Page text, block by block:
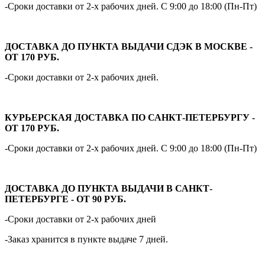
-Сроки доставки от 2-х рабочих дней. С 9:00 до 18:00 (Пн-Пт)
ДОСТАВКА ДО ПУНКТА ВЫДАЧИ СДЭК В МОСКВЕ -
ОТ 170 РУБ.
-Сроки доставки от 2-х рабочих дней.
КУРЬЕРСКАЯ ДОСТАВКА ПО САНКТ-ПЕТЕРБУРГУ -
ОТ 170 РУБ.
-Сроки доставки от 2-х рабочих дней. С 9:00 до 18:00 (Пн-Пт)
ДОСТАВКА ДО ПУНКТА ВЫДАЧИ В САНКТ-
ПЕТЕРБУРГЕ - ОТ 90 РУБ.
-Сроки доставки от 2-х рабочих дней
-Заказ хранится в пункте выдаче 7 дней.